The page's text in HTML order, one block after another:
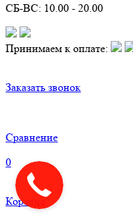
СБ-ВС: 10.00 - 20.00
Принимаем к оплате:
Заказать звонок
Сравнение
0
Корзина